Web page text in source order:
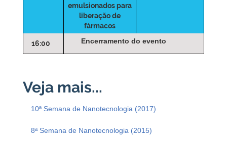
emulsionados para
liberação de
fármacos
16:00 Encerramento do evento
10ª Semana de Nanotecnologia (2017)
8ª Semana de Nanotecnologia (2015)